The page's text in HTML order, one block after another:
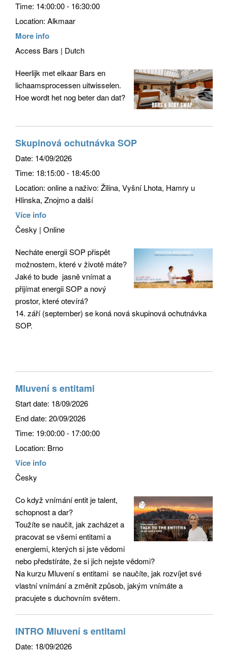
Time: 14:00:00 - 16:30:00
Location: Alkmaar
More info
Access Bars | Dutch
Heerlijk met elkaar Bars en
lichaamsprocessen uitwisselen.
Hoe wordt het nog beter dan dat?
Skupinová ochutnávka SOP
Date: 14/09/2026
Time: 18:15:00 - 18:45:00
Location: online a naživo: Žilina, Vyšní Lhota, Hamry u
Hlinska, Znojmo a další
Více info
Česky | Online
Necháte energii SOP přispět
možnostem, které v životě máte?
Jaké to bude jasně vnímat a
přijímat energii SOP a nový
prostor, které otevírá?
14. září (september) se koná nová skupinová ochutnávka
SOP.
Mluvení s entitami
Start date: 18/09/2026
End date: 20/09/2026
Time: 19:00:00 - 17:00:00
Location: Brno
Více info
Česky
Co když vnímání entit je talent,
schopnost a dar?
Toužíte se naučit, jak zacházet a
pracovat se všemi entitami a
energiemi, kterých si jste vědomi
nebo předstíráte, že si jich nejste vědomi?
Na kurzu Mluvení s entitami se naučíte, jak rozvíjet své
vlastní vnímání a změnit způsob, jakým vnímáte a
pracujete s duchovním světem.
INTRO Mluvení s entitami
Date: 18/09/2026